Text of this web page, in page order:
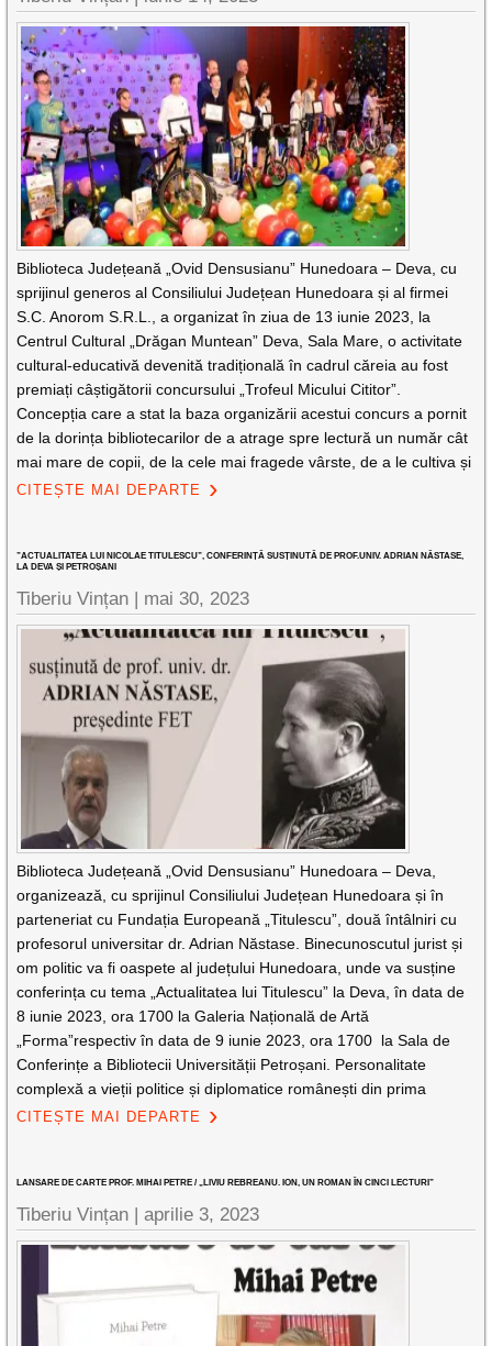
Biblioteca Județeană „Ovid Densusianu” Hunedoara – Deva, cu
sprijinul generos al Consiliului Județean Hunedoara și al firmei
S.C. Anorom S.R.L., a organizat în ziua de 13 iunie 2023, la
Centrul Cultural „Drăgan Muntean” Deva, Sala Mare, o activitate
cultural-educativă devenită tradițională în cadrul căreia au fost
premiați câștigătorii concursului „Trofeul Micului Cititor”.
Concepția care a stat la baza organizării acestui concurs a pornit
de la dorința bibliotecarilor de a atrage spre lectură un număr cât
mai mare de copii, de la cele mai fragede vârste, de a le cultiva și
CITEȘTE MAI DEPARTE
”ACTUALITATEA LUI NICOLAE TITULESCU”, CONFERINȚĂ SUSȚINUTĂ DE PROF.UNIV. ADRIAN NĂSTASE,
LA DEVA ȘI PETROȘANI
Tiberiu Vințan | mai 30, 2023
Biblioteca Județeană „Ovid Densusianu” Hunedoara – Deva,
organizează, cu sprijinul Consiliului Județean Hunedoara și în
parteneriat cu Fundația Europeană „Titulescu”, două întâlniri cu
profesorul universitar dr. Adrian Năstase. Binecunoscutul jurist și
om politic va fi oaspete al județului Hunedoara, unde va susține
conferința cu tema „Actualitatea lui Titulescu” la Deva, în data de
8 iunie 2023, ora 1700 la Galeria Națională de Artă
„Forma”respectiv în data de 9 iunie 2023, ora 1700 la Sala de
Conferințe a Bibliotecii Universității Petroșani. Personalitate
complexă a vieții politice și diplomatice românești din prima
CITEȘTE MAI DEPARTE
LANSARE DE CARTE PROF. MIHAI PETRE / „LIVIU REBREANU. ION, UN ROMAN ÎN CINCI LECTURI”
Tiberiu Vințan |aprilie 3, 2023